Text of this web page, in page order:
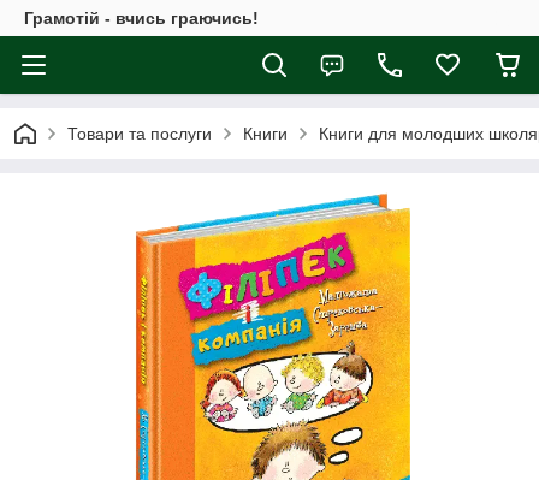
Грамотій - вчись граючись!
Товари та послуги Книги Книги для молодших